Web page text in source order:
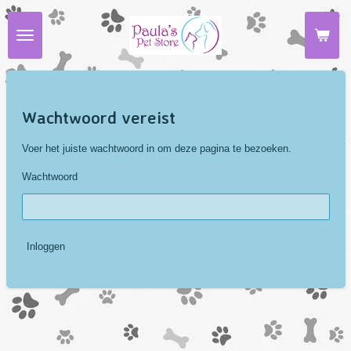
Ga
direct
de
Wachtwoord vereist
Voer het juiste wachtwoord in om deze pagina te bezoeken.
Wachtwoord
Inloggen